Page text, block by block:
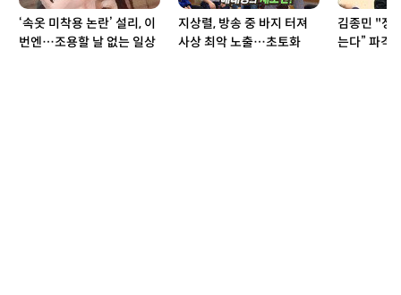
‘속옷 미착용 논란’ 설리, 이
번엔…조용할 날 없는 일상
지상렬, 방송 중 바지 터져
사상 최악 노출…초토화
김종민 "정
는다” 파격